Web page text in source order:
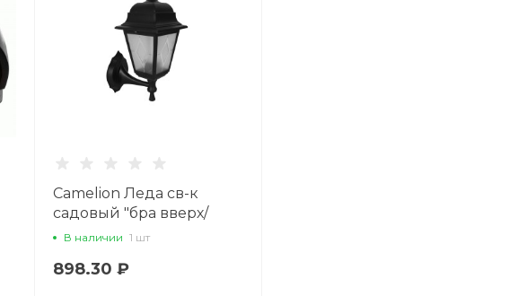
Camelion Леда св-к
садовый "бра вверх/
вниз" черный E27 60W
НБУ 04-60-001 У1
В наличии 1 шт
898.30 ₽